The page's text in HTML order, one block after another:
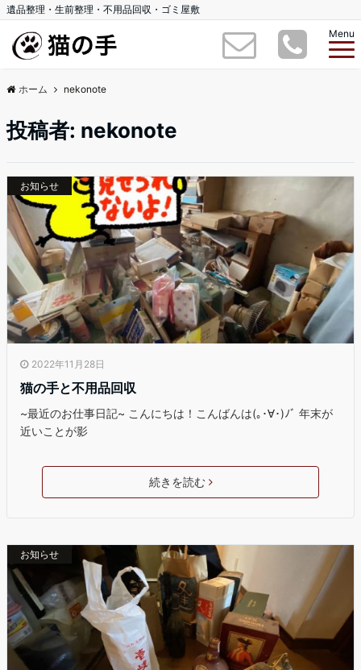
遺品整理・生前整理・不用品回収・ゴミ屋敷
Menu
ホーム nekonote
投稿者: nekonote
お知らせ
2022年11月28日
猫の手と不用品回収
~最近のお仕事日記~ こんにちは！こんばんは(｡･∀･)ﾉﾞ 年末が
近いことが影
続きを読む
お知らせ